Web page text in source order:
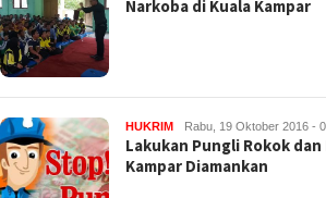
Narkoba di Kuala Kampar
HUKRIM Rabu, 19 Oktober 2016 -
Lakukan Pungli Rokok
Kampar Diamankan